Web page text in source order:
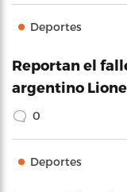
Deportes
Reportan el
argentino
0
Deportes